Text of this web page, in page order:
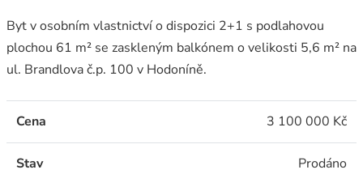
Byt v osobním vlastnictví o dispozici 2+1 s podlahovou
plochou 61 m² se zaskleným balkónem o velikosti 5,6 m² na
ul. Brandlova č.p. 100 v Hodoníně.
Cena 3 100 000 Kč
Stav Prodáno